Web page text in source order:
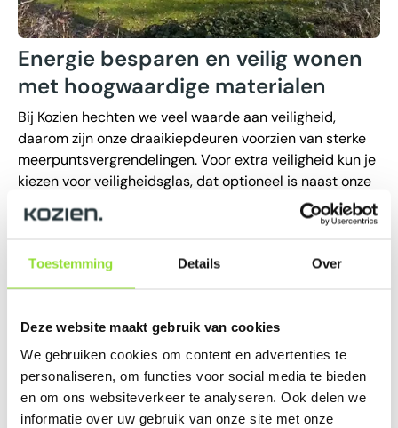
Toestemming Details Over
Deze website maakt gebruik van cookies
We gebruiken cookies om content en advertenties te
personaliseren, om functies voor social media te bieden
en om ons websiteverkeer te analyseren. Ook delen we
informatie over uw gebruik van onze site met onze
Energie besparen en veilig wonen
met hoogwaardige materialen
Bij Kozien hechten we veel waarde aan veiligheid,
daarom zijn onze draaikiepdeuren voorzien van sterke
meerpuntsvergrendelingen. Voor extra veiligheid kun je
kiezen voor veiligheidsglas, dat optioneel is naast onze
standaard HR++ dubbel glas, dat uitstekende isolatie
biedt. Daarnaast heb je de mogelijkheid om te
betere thermische prestaties. Zo bepaal je zelf welk
type glas het beste bij jouw wensen past, zonder in te
Onze draaikiepdeuren zijn daarnaast gemaakt van
duurzame materialen die bestand zijn tegen
verschillende weersomstandigheden. Dankzij de
hoogwaardige kunststof profielen behouden de deuren